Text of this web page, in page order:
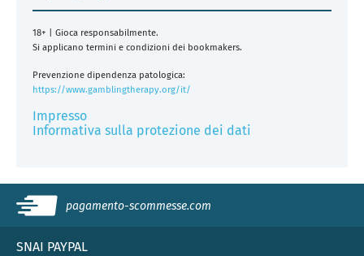
18+ | Gioca responsabilmente.
Si applicano termini e condizioni dei bookmakers.
Prevenzione dipendenza patologica:
https://www.gamblingtherapy.org/it/
Impresso
Informativa sulla protezione dei dati
pagamento-scommesse.com
SNAI PAYPAL